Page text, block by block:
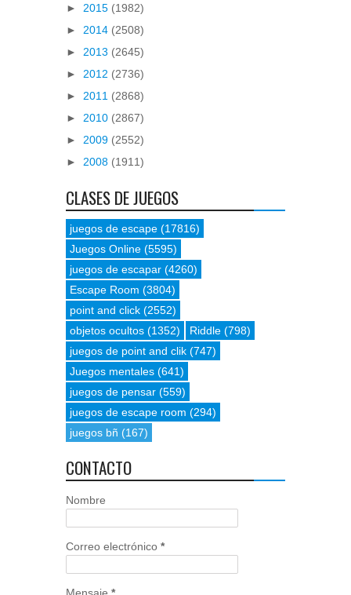
► 2015 (1982)
► 2014 (2508)
► 2013 (2645)
► 2012 (2736)
► 2011 (2868)
► 2010 (2867)
► 2009 (2552)
► 2008 (1911)
CLASES DE JUEGOS
juegos de escape (17816)
Juegos Online (5595)
juegos de escapar (4260)
Escape Room (3804)
point and click (2552)
objetos ocultos (1352) Riddle (798)
juegos de point and clik (747)
Juegos mentales (641)
juegos de pensar (559)
juegos de escape room (294)
juegos bñ (167)
CONTACTO
Nombre
Correo electrónico *
Mensaje *